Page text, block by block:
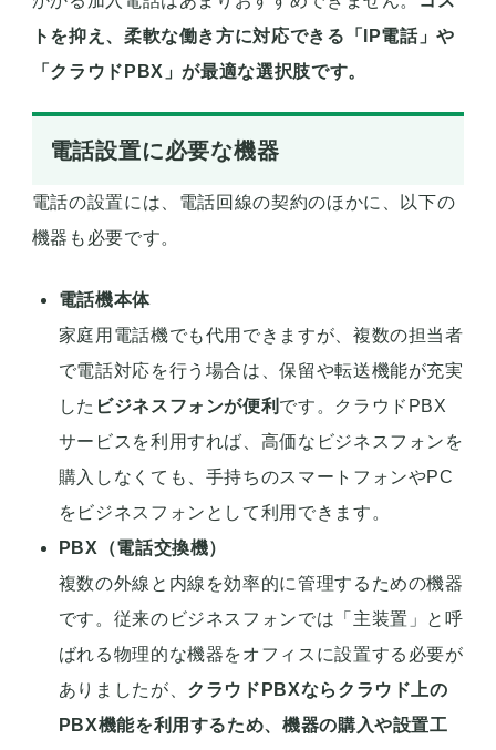
トを抑え、柔軟な働き方に対応できる「IP電話」や
「クラウドPBX」が最適な選択肢です。
電話設置に必要な機器
電話の設置には、電話回線の契約のほかに、以下の
機器も必要です。
電話機本体
家庭用電話機でも代用できますが、複数の担当者
で電話対応を行う場合は、保留や転送機能が充実
した ビジネスフォンが便利 です。クラウドPBX
サービスを利用すれば、高価なビジネスフォンを
購入しなくても、手持ちのスマートフォンやPC
をビジネスフォンとして利用できます。
PBX（電話交換機）
複数の外線と内線を効率的に管理するための機器
です。従来のビジネスフォンでは「主装置」と呼
ばれる物理的な機器をオフィスに設置する必要が
ありましたが、 クラウドPBXならクラウド上の
PBX機能を利用するため、機器の購入や設置工